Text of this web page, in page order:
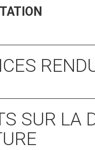
SUR LA